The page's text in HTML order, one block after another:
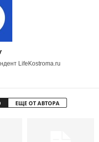
LifeKostroma.ru
ЕЩЕ ОТ АВТОРА